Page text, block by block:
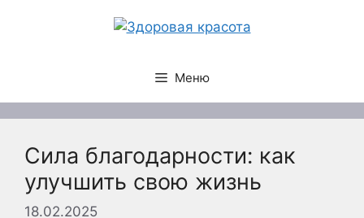
Меню
Сила благодарности: как
улучшить свою жизнь
18.02.2025